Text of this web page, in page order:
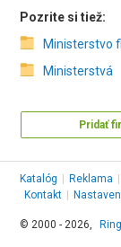
Pozrite si tiež:
Ministerstvo
Ministerstvá
Pridať
Katalóg Reklama
Kontakt
© 2000 - 2026,